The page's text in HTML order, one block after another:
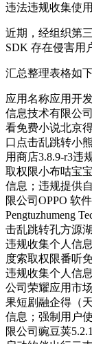
违法违规收集使
近期，经组织第
SDK 存在侵害用
汇总整理表格如下
应用名称应用开
信息技术有限公
看免费小说北京
口点击乱跳转小
用商店3.8.9-r3违
取权限小布咕宝
信息；违规提供
限公司OPPO 软
Pengtuzhumeng
击乱跳转孔方源
违规收集个人信
度索取权限番听
违规收集个人信
公司荣耀应用市
果短剧融企得（
信息；强制用户
限公司豌豆荚